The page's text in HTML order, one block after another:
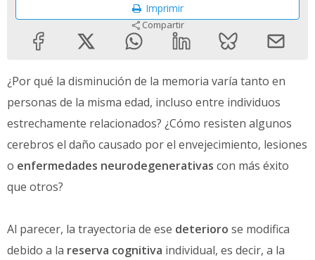
Imprimir
Compartir
¿Por qué la disminución de la memoria varía tanto en
personas de la misma edad, incluso entre individuos
estrechamente relacionados? ¿Cómo resisten algunos
cerebros el daño causado por el envejecimiento, lesiones
o enfermedades neurodegenerativas con más éxito
que otros?
Al parecer, la trayectoria de ese deterioro se modifica
debido a la reserva cognitiva individual, es decir, a la